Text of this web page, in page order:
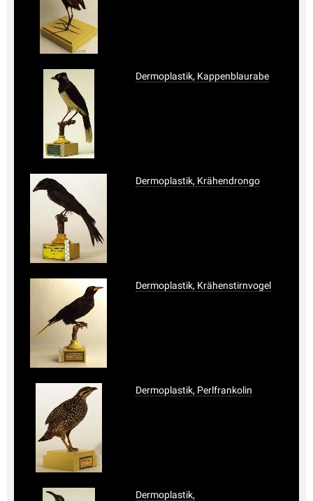
Dermoplastik, Kappenblaurabe
Dermoplastik, Krähendrongo
Dermoplastik, Krähenstirnvogel
Dermoplastik, Perlfrankolin
Dermoplastik,